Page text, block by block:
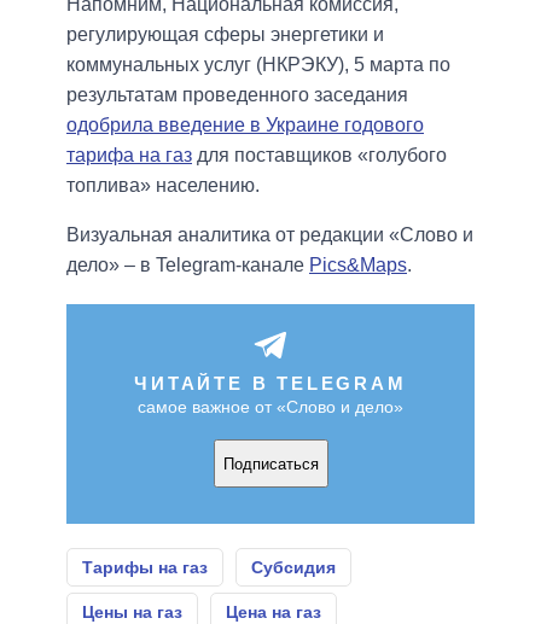
Напомним, Национальная комиссия,
регулирующая сферы энергетики и
коммунальных услуг (НКРЭКУ), 5 марта по
результатам проведенного заседания
одобрила введение в Украине годового
тарифа на газ для поставщиков «голубого
топлива» населению.
Визуальная аналитика от редакции «Слово и
дело» – в Telegram-канале Pics&Maps.
ЧИТАЙТЕ В TELEGRAM
самое важное от «Слово и дело»
Подписаться
Тарифы на газ Субсидия
Цены на газ Цена на газ